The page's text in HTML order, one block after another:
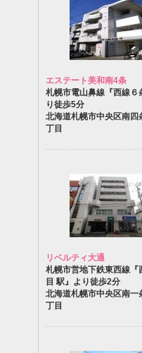
エステート美和南4条
札幌市電山鼻線『西線６
り徒歩5分
北海道札幌市中央区南四
丁目
リベルティ大通
札幌市営地下鉄東西線『
目 駅』より徒歩2分
北海道札幌市中央区南一
丁目